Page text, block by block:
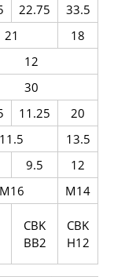
22.75
33.5
21
18
12
30
11.25
20
11.5
13.5
9.5
12
M16
M14
CBK
BB2
CBK
H12